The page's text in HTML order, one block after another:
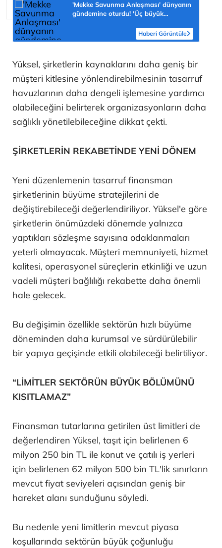
'Mekke Savunma Anlaşması' dünyanın
gündemine oturdu! 'Üç büyük
Haberi Görüntüle
Yüksel, şirketlerin kaynaklarını daha geniş bir
müşteri kitlesine yönlendirebilmesinin tasarruf
havuzlarının daha dengeli işlemesine yardımcı
olabileceğini belirterek organizasyonların daha
sağlıklı yönetilebileceğine dikkat çekti.
ŞİRKETLERİN REKABETİNDE YENİ DÖNEM
Yeni düzenlemenin tasarruf finansman
şirketlerinin büyüme stratejilerini de
değiştirebileceği değerlendiriliyor. Yüksel'e göre
şirketlerin önümüzdeki dönemde yalnızca
yaptıkları sözleşme sayısına odaklanmaları
yeterli olmayacak. Müşteri memnuniyeti, hizmet
kalitesi, operasyonel süreçlerin etkinliği ve uzun
vadeli müşteri bağlılığı rekabette daha önemli
hale gelecek.
Bu değişimin özellikle sektörün hızlı büyüme
döneminden daha kurumsal ve sürdürülebilir
bir yapıya geçişinde etkili olabileceği belirtiliyor.
“LİMİTLER SEKTÖRÜN BÜYÜK BÖLÜMÜNÜ
KISITLAMAZ”
Finansman tutarlarına getirilen üst limitleri de
değerlendiren Yüksel, taşıt için belirlenen 6
milyon 250 bin TL ile konut ve çatılı iş yerleri
için belirlenen 62 milyon 500 bin TL'lik sınırların
mevcut fiyat seviyeleri açısından geniş bir
hareket alanı sunduğunu söyledi.
Bu nedenle yeni limitlerin mevcut piyasa
koşullarında sektörün büyük çoğunluğu